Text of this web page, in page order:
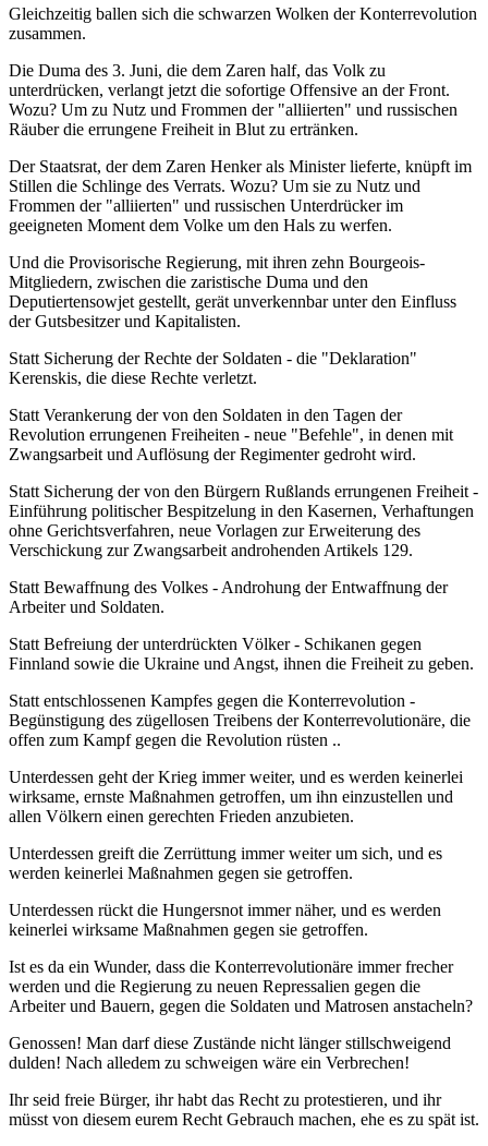
Gleichzeitig ballen sich die schwarzen Wolken der Konterrevolution
zusammen.
Die Duma des 3. Juni, die dem Zaren half, das Volk zu
unterdrücken, verlangt jetzt die sofortige Offensive an der Front.
Wozu? Um zu Nutz und Frommen der "alliierten" und russischen
Räuber die errungene Freiheit in Blut zu ertränken.
Der Staatsrat, der dem Zaren Henker als Minister lieferte, knüpft im
Stillen die Schlinge des Verrats. Wozu? Um sie zu Nutz und
Frommen der "alliierten" und russischen Unterdrücker im
geeigneten Moment dem Volke um den Hals zu werfen.
Und die Provisorische Regierung, mit ihren zehn Bourgeois-
Mitgliedern, zwischen die zaristische Duma und den
Deputiertensowjet gestellt, gerät unverkennbar unter den Einfluss
der Gutsbesitzer und Kapitalisten.
Statt Sicherung der Rechte der Soldaten - die "Deklaration"
Kerenskis, die diese Rechte verletzt.
Statt Verankerung der von den Soldaten in den Tagen der
Revolution errungenen Freiheiten - neue "Befehle", in denen mit
Zwangsarbeit und Auflösung der Regimenter gedroht wird.
Statt Sicherung der von den Bürgern Rußlands errungenen Freiheit -
Einführung politischer Bespitzelung in den Kasernen, Verhaftungen
ohne Gerichtsverfahren, neue Vorlagen zur Erweiterung des
Verschickung zur Zwangsarbeit androhenden Artikels 129.
Statt Bewaffnung des Volkes - Androhung der Entwaffnung der
Arbeiter und Soldaten.
Statt Befreiung der unterdrückten Völker - Schikanen gegen
Finnland sowie die Ukraine und Angst, ihnen die Freiheit zu geben.
Statt entschlossenen Kampfes gegen die Konterrevolution -
Begünstigung des zügellosen Treibens der Konterrevolutionäre, die
offen zum Kampf gegen die Revolution rüsten ..
Unterdessen geht der Krieg immer weiter, und es werden keinerlei
wirksame, ernste Maßnahmen getroffen, um ihn einzustellen und
allen Völkern einen gerechten Frieden anzubieten.
Unterdessen greift die Zerrüttung immer weiter um sich, und es
werden keinerlei Maßnahmen gegen sie getroffen.
Unterdessen rückt die Hungersnot immer näher, und es werden
keinerlei wirksame Maßnahmen gegen sie getroffen.
Ist es da ein Wunder, dass die Konterrevolutionäre immer frecher
werden und die Regierung zu neuen Repressalien gegen die
Arbeiter und Bauern, gegen die Soldaten und Matrosen anstacheln?
Genossen! Man darf diese Zustände nicht länger stillschweigend
dulden! Nach alledem zu schweigen wäre ein Verbrechen!
Ihr seid freie Bürger, ihr habt das Recht zu protestieren, und ihr
müsst von diesem eurem Recht Gebrauch machen, ehe es zu spät ist.